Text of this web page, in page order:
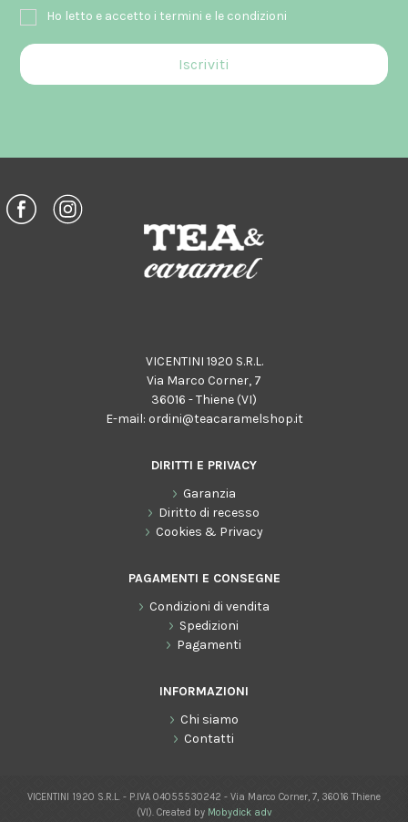
Ho letto e accetto i termini e le condizioni
VICENTINI 1920 S.R.L.
Via Marco Corner, 7
36016 - Thiene (VI)
E-mail: ordini@teacaramelshop.it
DIRITTI E PRIVACY
Garanzia
Diritto di recesso
Cookies & Privacy
PAGAMENTI E CONSEGNE
Condizioni di vendita
Spedizioni
Pagamenti
INFORMAZIONI
Chi siamo
Contatti
VICENTINI 1920 S.R.L. - P.IVA 04055530242 - Via Marco Corner, 7, 36016 Thiene
(VI). Created by Mobydick adv